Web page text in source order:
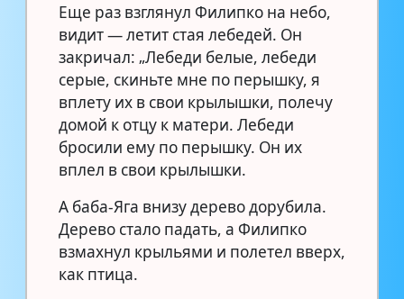
Еще раз взглянул Филипко на небо,
видит — летит стая лебедей. Он
закричал: „Лебеди белые, лебеди
серые, скиньте мне по перышку, я
вплету их в свои крылышки, полечу
домой к отцу к матери. Лебеди
бросили ему по перышку. Он их
вплел в свои крылышки.
А баба-Яга внизу дерево дорубила.
Дерево стало падать, а Филипко
взмахнул крыльями и полетел вверх,
как птица.